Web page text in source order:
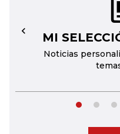
MI
Noticias
←